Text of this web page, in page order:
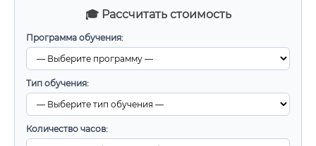
🎓 Рассчитать стоимость
Программа обучения:
Тип обучения:
Количество часов: